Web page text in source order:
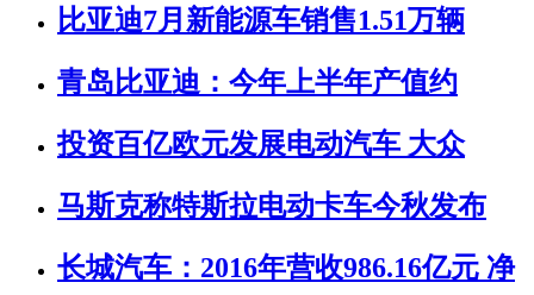
比亚迪7月新能源车销售1.51万辆
青岛比亚迪：今年上半年产值约
投资百亿欧元发展电动汽车 大众
马斯克称特斯拉电动卡车今秋发布
长城汽车：2016年营收986.16亿元 净